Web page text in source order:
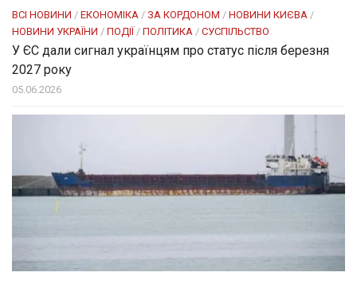
ВСІ НОВИНИ / ЕКОНОМІКА / ЗА КОРДОНОМ / НОВИНИ КИЄВА /
НОВИНИ УКРАЇНИ / ПОДІЇ / ПОЛІТИКА / СУСПІЛЬСТВО
У ЄС дали сигнал українцям про статус після березня
2027 року
05.06.2026